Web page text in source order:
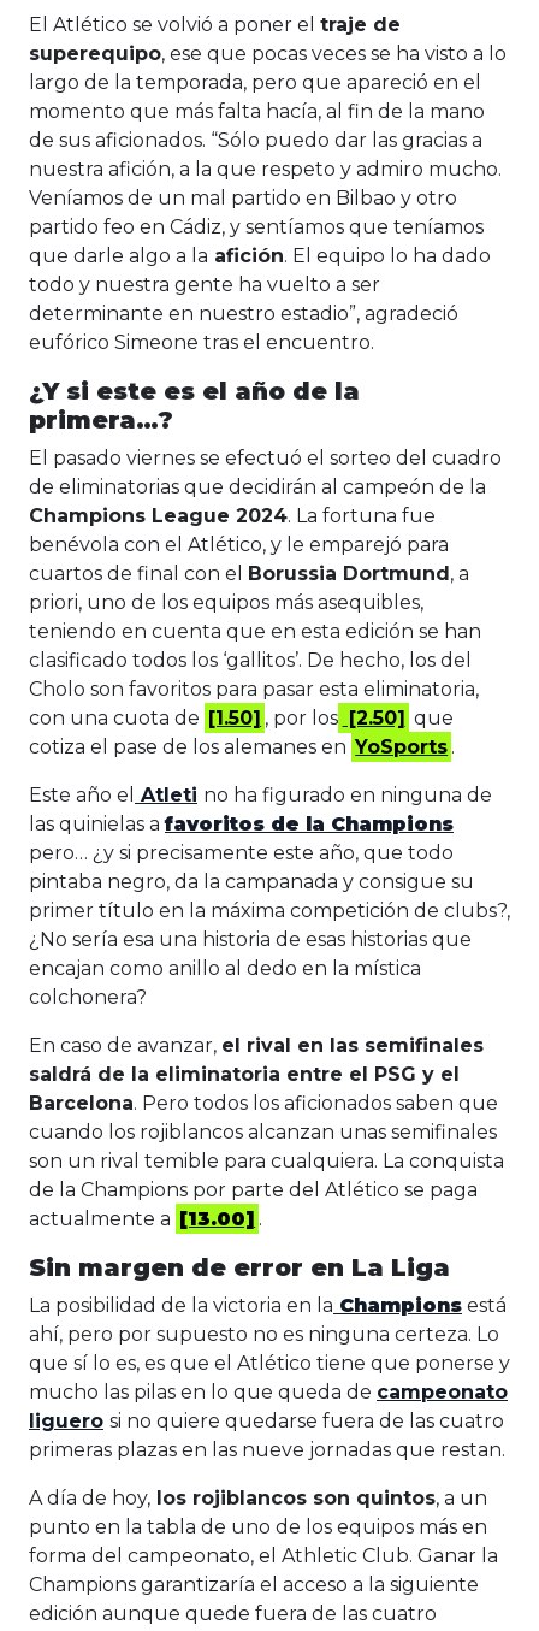
El Atlético se volvió a poner el traje de
superequipo, ese que pocas veces se ha visto a lo
largo de la temporada, pero que apareció en el
momento que más falta hacía, al fin de la mano
de sus aficionados. “Sólo puedo dar las gracias a
nuestra afición, a la que respeto y admiro mucho.
Veníamos de un mal partido en Bilbao y otro
partido feo en Cádiz, y sentíamos que teníamos
que darle algo a la afición. El equipo lo ha dado
todo y nuestra gente ha vuelto a ser
determinante en nuestro estadio”, agradeció
eufórico Simeone tras el encuentro.
¿Y si este es el año de la
primera…?
El pasado viernes se efectuó el sorteo del cuadro
de eliminatorias que decidirán al campeón de la
Champions League 2024. La fortuna fue
benévola con el Atlético, y le emparejó para
cuartos de final con el
Borussia Dortmund , a
priori, uno de los equipos más asequibles,
teniendo en cuenta que en esta edición se han
clasificado todos los ‘gallitos’. De hecho, los del
Cholo son favoritos para pasar esta eliminatoria,
con una cuota de [1.50] , por los [2.50] que
cotiza el pase de los alemanes en YoSports .
Este año el Atleti no ha figurado en ninguna de
las quinielas afavoritos de la Champions
pero… ¿y si precisamente este año, que todo
pintaba negro, da la campanada y consigue su
primer título en la máxima competición de clubs?,
¿No sería esa una historia de esas historias que
encajan como anillo al dedo en la mística
colchonera?
En caso de avanzar, el rival en las semifinales
saldrá de la eliminatoria entre el PSG y el
Barcelona. Pero todos los aficionados saben que
cuando los rojiblancos alcanzan unas semifinales
son un rival temible para cualquiera. La conquista
de la Champions por parte del Atlético se paga
actualmente a
[13.00] .
Sin margen de error en La Liga
La posibilidad de la victoria en la Champions está
ahí, pero por supuesto no es ninguna certeza. Lo
que sí lo es, es que el Atlético tiene que ponerse y
mucho las pilas en lo que queda de campeonato
liguero si no quiere quedarse fuera de las cuatro
primeras plazas en las nueve jornadas que restan.
A día de hoy, los rojiblancos son quintos, a un
punto en la tabla de uno de los equipos más en
forma del campeonato, el Athletic Club. Ganar la
Champions garantizaría el acceso a la siguiente
edición aunque quede fuera de las cuatro